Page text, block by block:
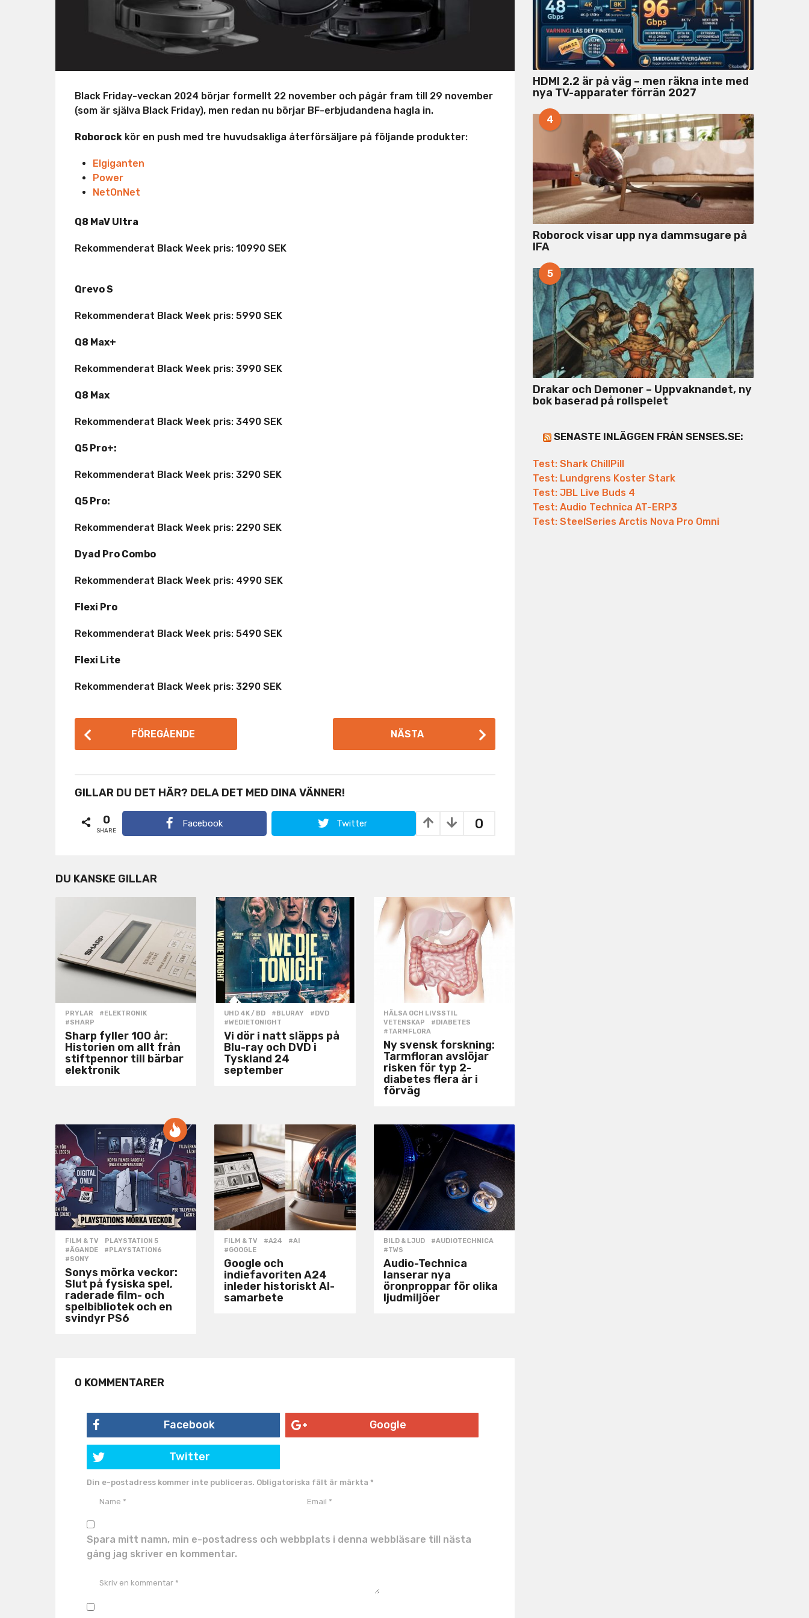
Black Friday-veckan 2024 börjar formellt 22 november och pågår fram till 29 november
(som är själva Black Friday), men redan nu börjar BF-erbjudandena hagla in.
Roborock kör en push med tre huvudsakliga återförsäljare på följande produkter:
Elgiganten
Power
NetOnNet
Q8 MaV Ultra
Rekommenderat Black Week pris: 10990 SEK
Qrevo S
Rekommenderat Black Week pris: 5990 SEK
Q8 Max+
Rekommenderat Black Week pris: 3990 SEK
Q8 Max
Rekommenderat Black Week pris: 3490 SEK
Q5 Pro+:
Rekommenderat Black Week pris: 3290 SEK
Q5 Pro:
Rekommenderat Black Week pris: 2290 SEK
Dyad Pro Combo
Rekommenderat Black Week pris: 4990 SEK
Flexi Pro
Rekommenderat Black Week pris: 5490 SEK
Flexi Lite
Rekommenderat Black Week pris: 3290 SEK
o
t
a
n
o
n
FÖREGÅENDE NÄSTA
GILLAR DU DET HÄR? DELA DET MED DINA VÄNNER!
0
0
SHARE
Facebook Twitter
DU KANSKE GILLAR
PRYLAR #ELEKTRONIK
#SHARP
Sharp fyller 100 år:
Historien om allt från
stiftpennor till bärbar
elektronik
UHD 4K / BD #BLURAY ,#DVD
#WEDIETONIGHT
Vi dör i natt släpps på
Blu-ray och DVD i
Tyskland 24
september
HÄLSA OCH LIVSSTIL
VETENSKAP
#DIABETES
#TARMFLORA
Ny svensk forskning:
Tarmfloran avslöjar
risken för typ 2-
diabetes flera år i
förväg
FILM & TV ,PLAYSTATION 5
#ÄGANDE
,#PLAYSTATION6
#SONY
Sonys mörka veckor:
Slut på fysiska spel,
raderade film- och
spelbibliotek och en
svindyr PS6
FILM & TV #A24 ,#AI
#GOOGLE
Google och
indiefavoriten A24
inleder historiskt AI-
samarbete
BILD & LJUD #AUDIOTECHNICA
#TWS
Audio-Technica
lanserar nya
öronproppar för olika
ljudmiljöer
0 KOMMENTARER
Facebook Google
Twitter
Din e-postadress kommer inte publiceras. Obligatoriska fält är märkta *
Spara mitt namn, min e-postadress och webbplats i denna webbläsare till nästa
gång jag skriver en kommentar.
HDMI 2.2 är på väg – men räkna inte med
nya TV-apparater förrän 2027
4
Roborock visar upp nya dammsugare på
IFA
5
Drakar och Demoner – Uppvaknandet, ny
bok baserad på rollspelet
SENASTE INLÄGGEN FRÅN SENSES.SE:
Test: Shark ChillPill
Test: Lundgrens Koster Stark
Test: JBL Live Buds 4
Test: Audio Technica AT-ERP3
Test: SteelSeries Arctis Nova Pro Omni